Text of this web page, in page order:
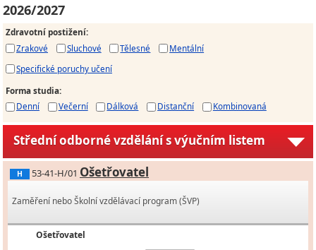
2026/2027
Zdravotní postižení:
Zrakové
Sluchové Tělesné
Mentální
Specifické poruchy učení
Forma studia:
Denní
Večerní Dálková Distanční Kombinovaná
Střední odborné vzdělání s výučním listem
H 53-41-H/01 Ošetřovatel
Zaměření nebo Školní vzdělávací program (ŠVP)
Ošetřovatel